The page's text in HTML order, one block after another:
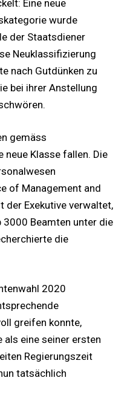
Eine neue
wurde
der Staatsdiener
Neuklassifizierung
nach Gutdünken zu
bei ihrer Anstellung
gemäss
neue Klasse fallen. Die
of Management and
der Exekutive verwaltet,
Beamten unter die
die
2020
greifen konnte,
als eine seiner ersten
Regierungszeit
tatsächlich